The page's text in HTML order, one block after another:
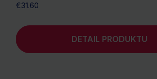
€31.60
DETAIL PRODUKTU